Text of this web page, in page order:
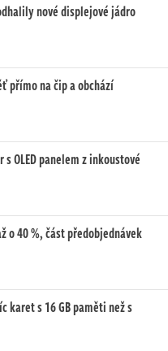
nové displejové jádro
přímo na čip a obchází
OLED panelem z inkoustové
o 40 %, část předobjednávek
karet s 16 GB paměti než s